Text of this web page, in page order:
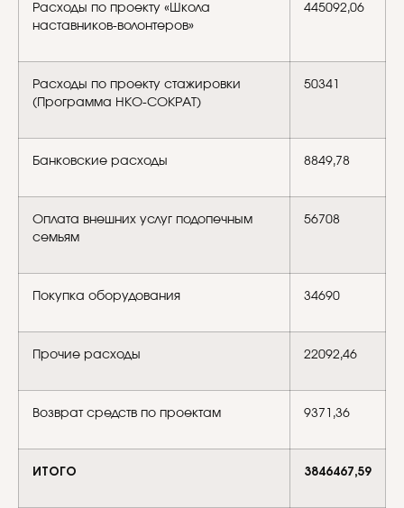
Расходы по проекту «Школа
наставников-волонтеров»
445092,06
Расходы по проекту стажировки
(Программа НКО-СОКРАТ)
50341
Банковские расходы 8849,78
Оплата внешних услуг подопечным
семьям
56708
Покупка оборудования 34690
Прочие расходы 22092,46
Возврат средств по проектам 9371,36
ИТОГО 3846467,59